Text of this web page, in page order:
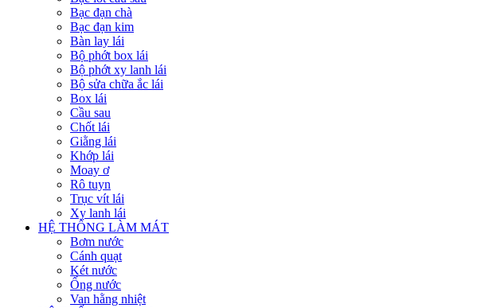
Bạc đạn chà
Bạc đạn kim
Bàn lay lái
Bộ phớt box lái
Bộ phớt xy lanh lái
Bộ sửa chữa ắc lái
Box lái
Cầu sau
Chốt lái
Giằng lái
Khớp lái
Moay ơ
Rô tuyn
Trục vít lái
Xy lanh lái
HỆ THỐNG LÀM MÁT
Bơm nước
Cánh quạt
Két nước
Ống nước
Van hằng nhiệt